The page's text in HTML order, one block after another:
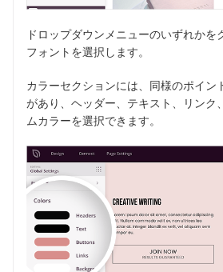
ドロップダウンメニューのいずれかを
フォントを選択します。
カラーセクションには、同様のポイン
があり、ヘッダー、テキスト、リンク
ムカラーを選択できます。